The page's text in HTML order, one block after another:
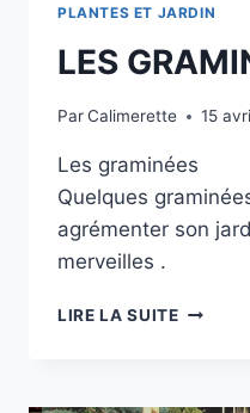
PLANTES ET JARDIN
LES
ParCalimerette 15
Les graminées
Quelques
agrémenter son
merveilles .
LIRE LA SUITELES